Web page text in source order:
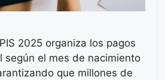
2025 organiza los pagos
según el mes de nacimiento
que millones de